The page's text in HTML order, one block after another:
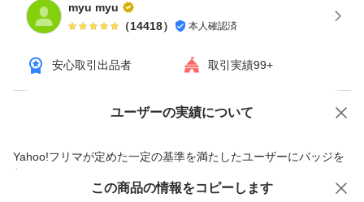
以上、よろしくお願い申し上げます。
myu myu
（14418） 本人確認済
安心取引出品者 取引実績99+
ユーザーの実績について
Yahoo!フリマが定めた一定の基準を満たしたユーザーにバッジを
付与しています
価格の相談 商品への質問
この商品の情報をコピーします
この商品をみている人にオススメ